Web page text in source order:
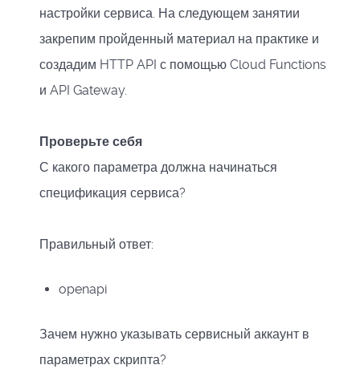
настройки сервиса. На следующем занятии
закрепим пройденный материал на практике и
создадим HTTP API с помощью Cloud Functions
и API Gateway.
Проверьте себя
С какого параметра должна начинаться
спецификация сервиса?
Правильный ответ:
openapi
Зачем нужно указывать сервисный аккаунт в
параметрах скрипта?